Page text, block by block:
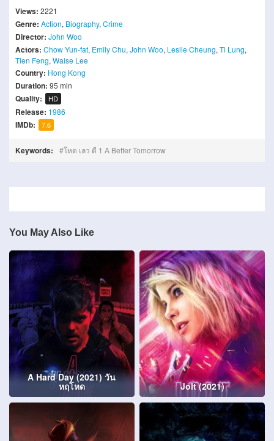
Views: 2221
Genre: Action, Biography, Crime
Director: John Woo
Actors: Chow Yun-fat, Emily Chu, John Woo, Leslie Cheung, Ti Lung,
Tien Feng, Waise Lee
Country: Hong Kong
Duration: 95 min
Quality: HD
Release: 1986
IMDb: 7.6
Keywords: โหด เลว ดี 1 A Better Tomorrow
You May Also Like
A Hard Day (2021) วัน
หฤโหด Jolt (2021)